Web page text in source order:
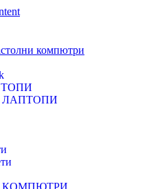
компютри
ЛАПТОПИ
КОМПЮТРИ